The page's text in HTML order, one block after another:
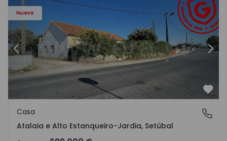
Nuevo
- 20
Casa T2 Montijo, Atalaia e Alto Estanqueiro-Jardia -
Anterior
Atalaia e Alto Estanqueiro-Jardia, Setúbal
Casa
Atalaia e Alto Estanqueiro-Jardia, Setúbal